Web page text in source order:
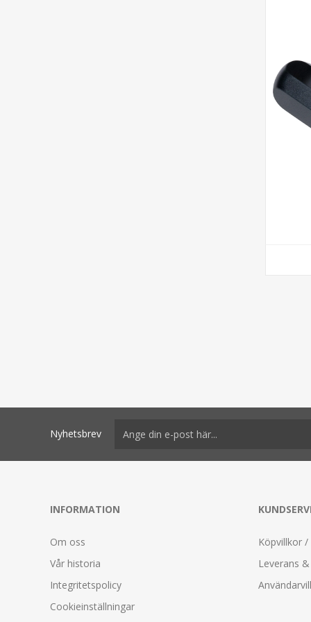
Nyhetsbrev
INFORMATION
Om oss
Vår historia
Integritetspolicy
Cookieinställningar
Köpvillkor
Leverans